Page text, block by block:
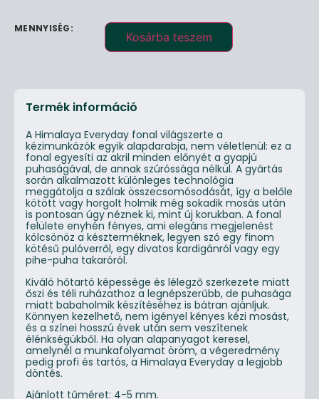
Kosárba teszem
Termék információ
A Himalaya Everyday fonal világszerte a
kézimunkázók egyik alapdarabja, nem véletlenül: ez a
fonal egyesíti az akril minden előnyét a gyapjú
puhaságával, de annak szúróssága nélkül. A gyártás
során alkalmazott különleges technológia
meggátolja a szálak összecsomósodását, így a belőle
kötött vagy horgolt holmik még sokadik mosás után
is pontosan úgy néznek ki, mint új korukban. A fonal
felülete enyhén fényes, ami elegáns megjelenést
kölcsönöz a készterméknek, legyen szó egy finom
kötésű pulóverről, egy divatos kardigánról vagy egy
pihe-puha takaróról.
Kiváló hőtartó képessége és lélegző szerkezete miatt
őszi és téli ruházathoz a legnépszerűbb, de puhasága
miatt babaholmik készítéséhez is bátran ajánljuk.
Könnyen kezelhető, nem igényel kényes kézi mosást,
és a színei hosszú évek után sem veszítenek
élénkségükből. Ha olyan alapanyagot keresel,
amelynél a munkafolyamat öröm, a végeredmény
pedig profi és tartós, a Himalaya Everyday a legjobb
döntés.
Ajánlott tűméret: 4-5 mm.